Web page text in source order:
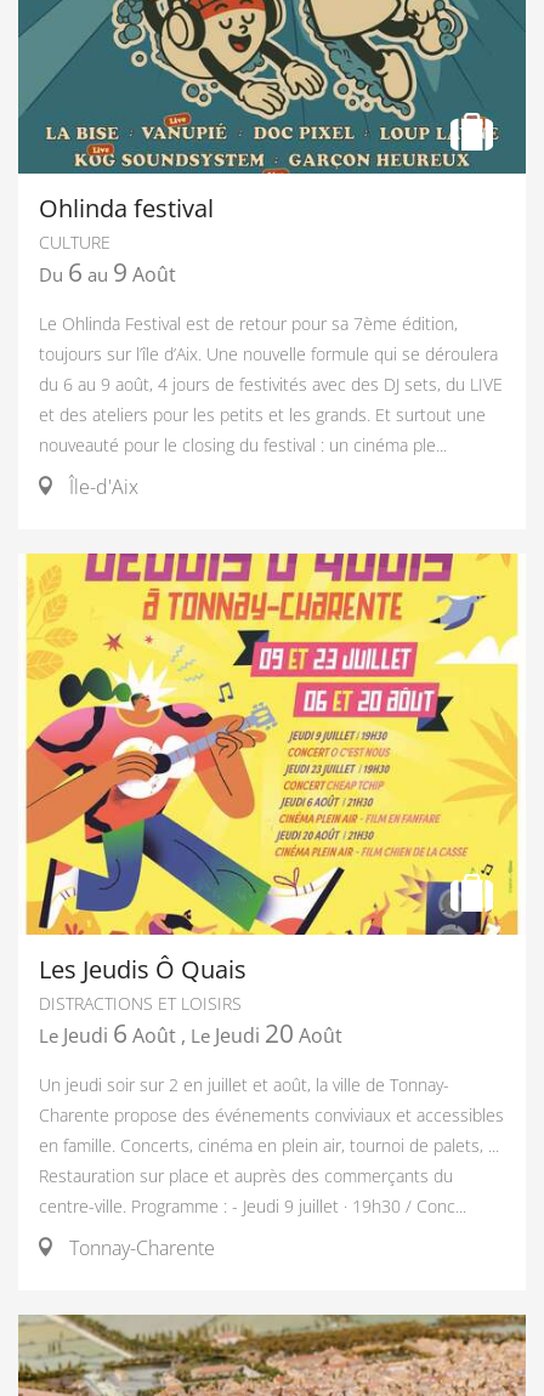
Ohlinda festival
CULTURE
Du 6 au 9 Août
Le Ohlinda Festival est de retour pour sa 7ème édition,
toujours sur l’île d’Aix. Une nouvelle formule qui se déroulera
du 6 au 9 août, 4 jours de festivités avec des DJ sets, du LIVE
et des ateliers pour les petits et les grands. Et surtout une
nouveauté pour le closing du festival : un cinéma ple...
Île-d'Aix
Les Jeudis Ô Quais
DISTRACTIONS ET LOISIRS
Le Jeudi 6 Août , Le Jeudi 20 Août
Un jeudi soir sur 2 en juillet et août, la ville de Tonnay-
Charente propose des événements conviviaux et accessibles
en famille. Concerts, cinéma en plein air, tournoi de palets, ...
Restauration sur place et auprès des commerçants du
centre-ville. Programme : - Jeudi 9 juillet · 19h30 / Conc...
Tonnay-Charente